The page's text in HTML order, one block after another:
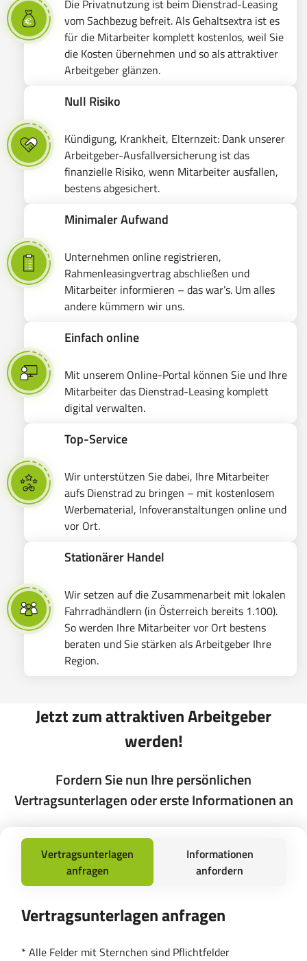
Die Privatnutzung ist beim Dienstrad-Leasing
vom Sachbezug befreit. Als Gehaltsextra ist es
für die Mitarbeiter komplett kostenlos, weil Sie
die Kosten übernehmen und so als attraktiver
Arbeitgeber glänzen.
Null Risiko
Kündigung, Krankheit, Elternzeit: Dank unserer
Arbeitgeber-Ausfallversicherung ist das
finanzielle Risiko, wenn Mitarbeiter ausfallen,
bestens abgesichert.
Minimaler Aufwand
Unternehmen online registrieren,
Rahmenleasingvertrag abschließen und
Mitarbeiter informieren – das war’s. Um alles
andere kümmern wir uns.
Einfach online
Mit unserem Online-Portal können Sie und Ihre
Mitarbeiter das Dienstrad-Leasing komplett
digital verwalten.
Top-Service
Wir unterstützen Sie dabei, Ihre Mitarbeiter
aufs Dienstrad zu bringen – mit kostenlosem
Werbematerial, Infoveranstaltungen online und
vor Ort.
Stationärer Handel
Wir setzen auf die Zusammenarbeit mit lokalen
Fahrradhändlern (in Österreich bereits 1.100).
So werden Ihre Mitarbeiter vor Ort bestens
beraten und Sie stärken als Arbeitgeber Ihre
Region.
Jetzt zum attraktiven Arbeitgeber
werden!
Fordern Sie nun Ihre persönlichen
Vertragsunterlagen oder erste Informationen an
Vertragsunterlagen
anfragen
Informationen
anfordern
Vertragsunterlagen anfragen
* Alle Felder mit Sternchen sind Pflichtfelder
Informationen anfordern
* Alle Felder mit Sternchen sind Pflichtfelder